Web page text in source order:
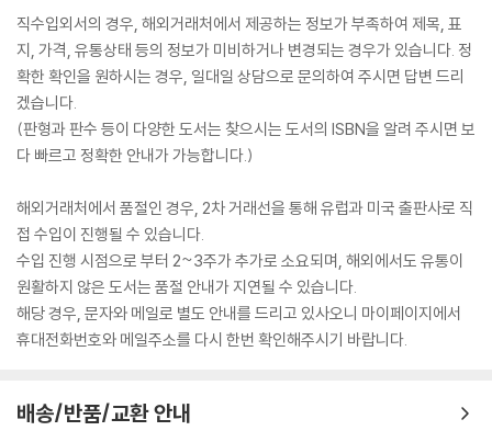
직수입외서의 경우, 해외거래처에서 제공하는 정보가 부족하여 제목, 표
지, 가격, 유통상태 등의 정보가 미비하거나 변경되는 경우가 있습니다. 정
확한 확인을 원하시는 경우, 일대일 상담으로 문의하여 주시면 답변 드리
겠습니다.
(판형과 판수 등이 다양한 도서는 찾으시는 도서의 ISBN을 알려 주시면 보
다 빠르고 정확한 안내가 가능합니다.)
해외거래처에서 품절인 경우, 2차 거래선을 통해 유럽과 미국 출판사로 직
접 수입이 진행될 수 있습니다.
수입 진행 시점으로 부터 2~3주가 추가로 소요되며, 해외에서도 유통이
원활하지 않은 도서는 품절 안내가 지연될 수 있습니다.
해당 경우, 문자와 메일로 별도 안내를 드리고 있사오니 마이페이지에서
휴대전화번호와 메일주소를 다시 한번 확인해주시기 바랍니다.
배송/반품/교환 안내